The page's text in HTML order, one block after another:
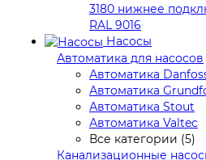
3180 нижнее
RAL 9016
Насосы
Автоматика для насосов
Автоматика
Автоматика
Автоматика Stout
Автоматика Valtec
Все категории (5)
Канализационные